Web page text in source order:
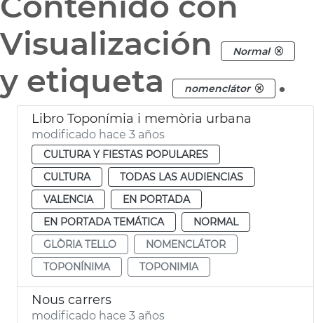
Visualización
Normal
y etiqueta nomenclátor .
Libro Toponímia i memòria urbana
modificado hace 3 años
CULTURA Y FIESTAS POPULARES
CULTURA
TODAS LAS AUDIENCIAS
VALENCIA
EN PORTADA
EN PORTADA TEMÁTICA
NORMAL
GLÒRIA TELLO
NOMENCLÁTOR
TOPONÍNIMA
TOPONIMIA
Nous carrers
modificado hace 3 años